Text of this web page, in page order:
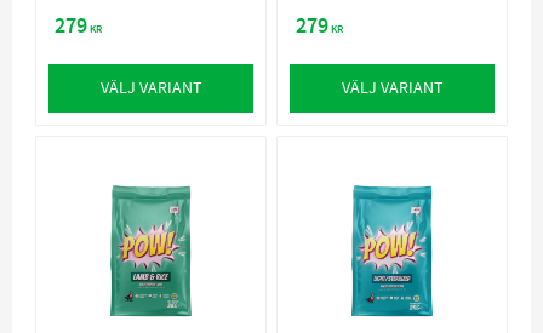
279KR
VÄLJ VARIANT
279KR
VÄLJ VARIANT